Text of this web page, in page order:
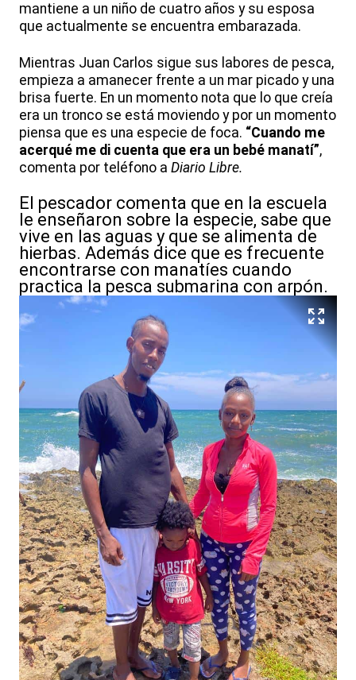
mantiene a un niño de cuatro años y su esposa
que actualmente se encuentra embarazada.
Mientras Juan Carlos sigue sus labores de pesca,
empieza a amanecer frente a un mar picado y una
brisa fuerte. En un momento nota que lo que creía
era un tronco se está moviendo y por un momento
piensa que es una especie de foca. “Cuando me
acerqué me di cuenta que era un bebé manatí”,
comenta por teléfono a Diario Libre.
El pescador comenta que en la escuela
le enseñaron sobre la especie, sabe que
vive en las aguas y que se alimenta de
hierbas. Además dice que es frecuente
encontrarse con manatíes cuando
practica la pesca submarina con arpón.